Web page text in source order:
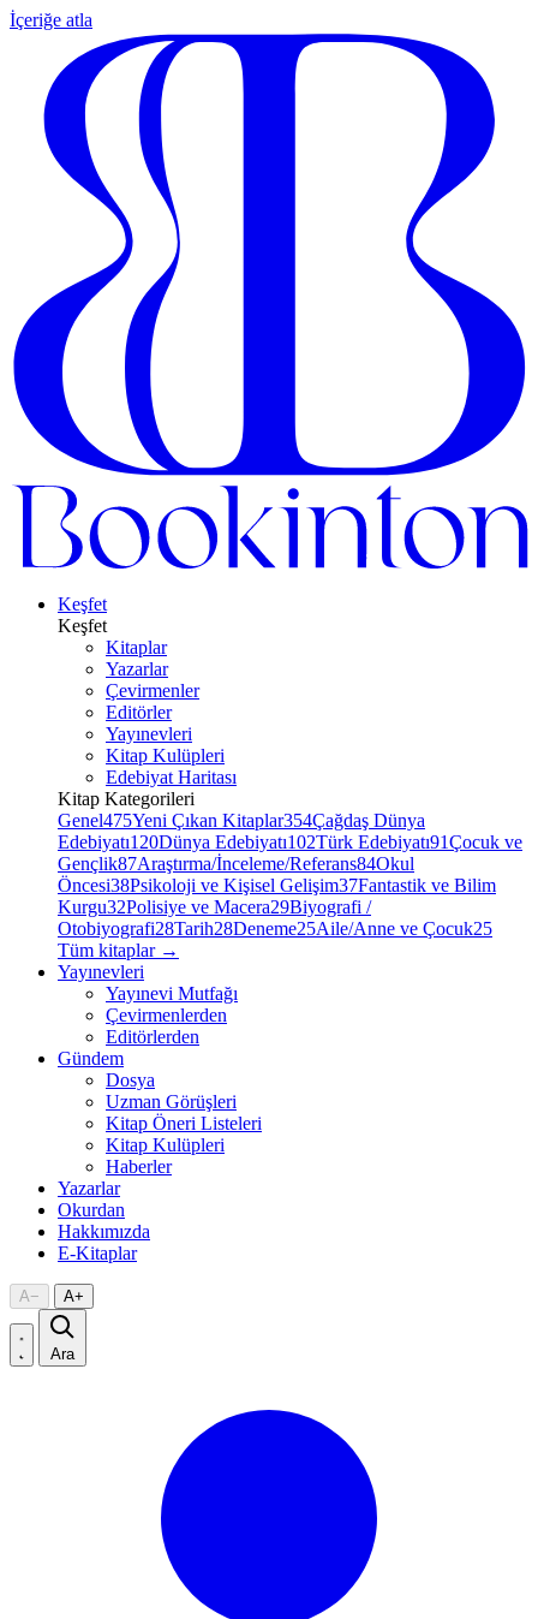
İçeriğe atla
Keşfet
Keşfet
Kitaplar
Yazarlar
Çevirmenler
Editörler
Yayınevleri
Kitap Kulüpleri
Edebiyat Haritası
Kitap Kategorileri
Genel475Yeni Çıkan Kitaplar354Çağdaş Dünya
Edebiyatı120Dünya Edebiyatı102Türk Edebiyatı91Çocuk ve
Gençlik87Araştırma/İnceleme/Referans84Okul
Öncesi38Psikoloji ve Kişisel Gelişim37Fantastik ve Bilim
Kurgu32Polisiye ve Macera29Biyografi /
Otobiyografi28Tarih28Deneme25Aile/Anne ve Çocuk25
Tüm kitaplar →
Yayınevleri
Yayınevi Mutfağı
Çevirmenlerden
Editörlerden
Gündem
Dosya
Uzman Görüşleri
Kitap Öneri Listeleri
Kitap Kulüpleri
Haberler
Yazarlar
Okurdan
Hakkımızda
E-Kitaplar
A− A+
Ara